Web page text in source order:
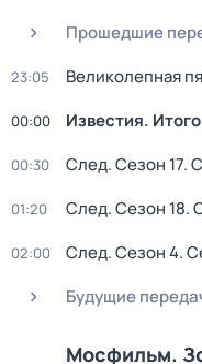
Прошедшие
23:05 Великолепная
00:00 Известия.
00:30 След. Сезон 17.
01:20 След. Сезон 18.
02:00 След. Сезон 4.
Будущие
Мосфильм.